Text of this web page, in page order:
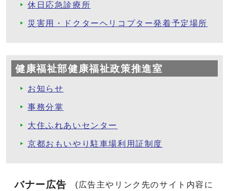
休日応急診療所
災害用・ドクターヘリコプター発着予定場所
健康福祉部健康福祉政策推進室
お知らせ
事務分掌
大住ふれあいセンター
京都おもいやり駐車場利用証制度
バナー広告
(広告主やリンク先のサイト内容に